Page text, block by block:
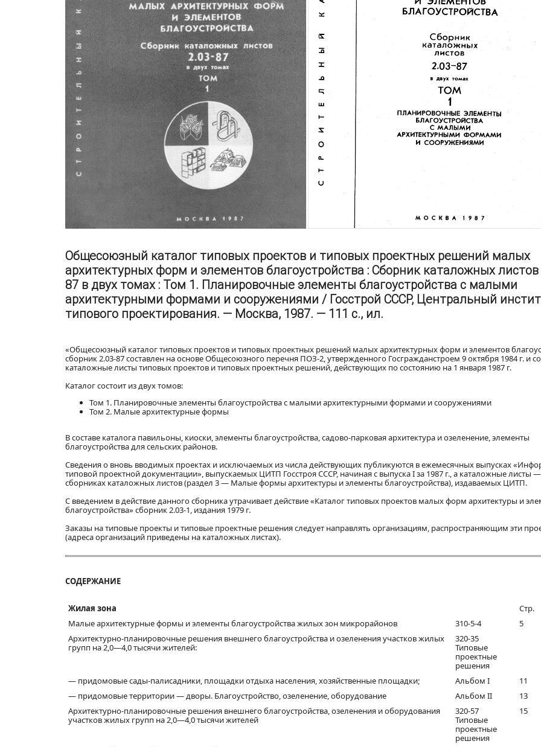
Общесоюзный каталог типовых проектов и типовых проектных решений малых
архитектурных форм и элементов благоустройства : Сборник каталожных листов
87 в двух томах : Том 1. Планировочные элементы благоустройства с малыми
архитектурными формами и сооружениями / Госстрой СССР, Центральный
типового проектирования. — Москва, 1987. — 111 с., ил.
«Общесоюзный каталог типовых проектов и типовых проектных решений малых архитектурных форм и элементов
сборник 2.03-87 составлен на основе Общесоюзного перечня ПОЗ-2, утвержденного Госгражданстроем 9 октября 1984 г. и
каталожные листы типовых проектов и типовых проектных решений, действующих по состоянию на 1 января 1987 г.
Каталог состоит из двух томов:
Том 1. Планировочные элементы благоустройства с малыми архитектурными формами и сооружениями
Том 2. Малые архитектурные формы
В составе каталога павильоны, киоски, элементы благоустройства, садово-парковая архитектура и озеленение, элементы
благоустройства для сельских районов.
Сведения о вновь вводимых проектах и исключаемых из числа действующих публикуются в ежемесячных выпусках
типовой проектной документации», выпускаемых ЦИТП Госстроя СССР, начиная с выпуска I за 1987 г., а каталожные листы
сборниках каталожных листов (раздел 3 — Малые формы архитектуры и элементы благоустройства), издаваемых ЦИТП.
С введением в действие данного сборника утрачивает действие «Каталог типовых проектов малых форм архитектуры и
благоустройства» сборник 2.03-1, издания 1979 г.
Заказы на типовые проекты и типовые проектные решения следует направлять организациям, распространяющим эти
(адреса организаций приведены на каталожных листах).
СОДЕРЖАНИЕ
Жилая зона
Стр.
Малые архитектурные формы и элементы благоустройства жилых зон микрорайонов
310-5-4
5
Архитектурно-планировочные решения внешнего благоустройства и озеленения участков жилых
групп на 2,0—4,0 тысячи жителей:
320-35
Типовые
проектные
решения
— придомовые сады-палисадники, площадки отдыха населения, хозяйственные площадки;
Альбом І
11
— придомовые территории — дворы. Благоустройство, озеленение, оборудование
Альбом ІІ
13
Архитектурно-планировочные решения внешнего благоустройства, озеленения и оборудования
участков жилых групп на 2,0—4,0 тысячи жителей
320-57
Типовые
проектные
решения
15